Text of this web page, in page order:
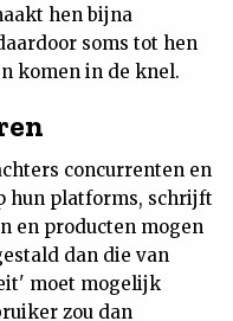
hen bijna
soms tot hen
komen in de knel.
concurrenten en
hun platforms, schrijft
en producten mogen
dan die van
moet mogelijk
zou dan